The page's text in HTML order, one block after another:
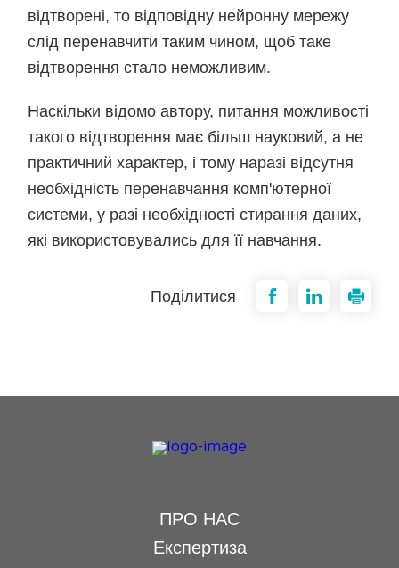
відтворені, то відповідну нейронну мережу
слід перенавчити таким чином, щоб таке
відтворення стало неможливим.
Наскільки відомо автору, питання можливості
такого відтворення має більш науковий, а не
практичний характер, і тому наразі відсутня
необхідність перенавчання комп'ютерної
системи, у разі необхідності стирання даних,
які використовувались для її навчання.
Поділитися
ПРО НАС
Експертиза